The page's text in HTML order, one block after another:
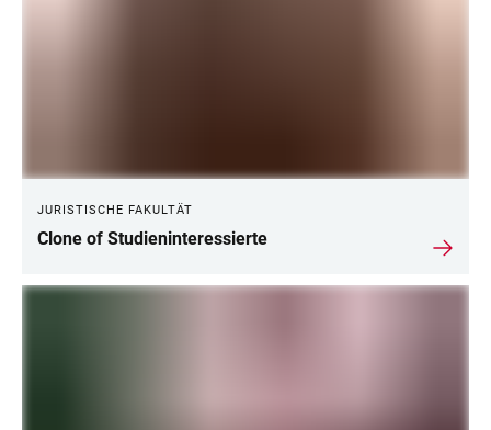
JURISTISCHE FAKULTÄT
Clone of Studieninteressierte